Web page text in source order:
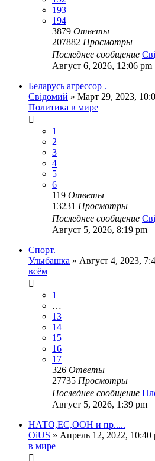
193
194
3879 Ответы
207882 Просмотры
Последнее сообщение
Август 6, 2026, 12:06 pm
Беларусь агрессор .
Свідомий » Март 29, 2023,
Политика в мире
1
2
3
4
5
6
119 Ответы
13231 Просмотры
Последнее сообщение
Август 5, 2026, 8:19 pm
Спорт.
Улыбашка » Август 4, 2023,
всём
1
…
13
14
15
16
17
326 Ответы
27735 Просмотры
Последнее сообщение
Август 5, 2026, 1:39 pm
НАТО,ЕС,ООН и пр.....
OiUS » Апрель 12, 2022, 10:40
в мире